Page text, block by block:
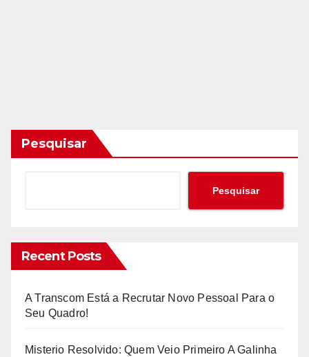
Pesquisar
Pesquisar
Recent Posts
A Transcom Está a Recrutar Novo Pessoal Para o
Seu Quadro!
Misterio Resolvido: Quem Veio Primeiro A Galinha